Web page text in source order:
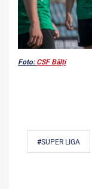
Foto: CSF Bălți
#SUPER LIGA